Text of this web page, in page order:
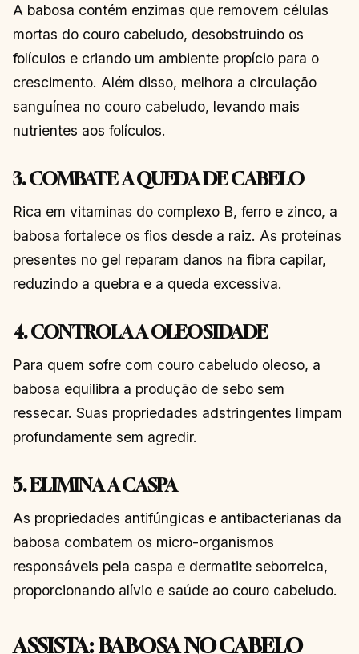
A babosa contém enzimas que removem células
mortas do couro cabeludo, desobstruindo os
folículos e criando um ambiente propício para o
crescimento. Além disso, melhora a circulação
sanguínea no couro cabeludo, levando mais
nutrientes aos folículos.
3. COMBATE A QUEDA DE CABELO
Rica em vitaminas do complexo B, ferro e zinco, a
babosa fortalece os fios desde a raiz. As proteínas
presentes no gel reparam danos na fibra capilar,
reduzindo a quebra e a queda excessiva.
4. CONTROLA A OLEOSIDADE
Para quem sofre com couro cabeludo oleoso, a
babosa equilibra a produção de sebo sem
ressecar. Suas propriedades adstringentes limpam
profundamente sem agredir.
5. ELIMINA A CASPA
As propriedades antifúngicas e antibacterianas da
babosa combatem os micro-organismos
responsáveis pela caspa e dermatite seborreica,
proporcionando alívio e saúde ao couro cabeludo.
ASSISTA: BABOSA NO CABELO